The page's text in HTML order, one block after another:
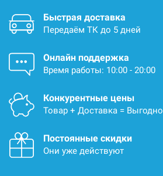
Быстрая доставка
Передаём ТК до 5 дней
Онлайн поддержка
Время работы: 10:00 - 20:00
Конкурентные цены
Товар + Доставка = Выгодно
Постоянные скидки
Они уже действуют